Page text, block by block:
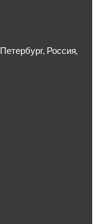
Россия,